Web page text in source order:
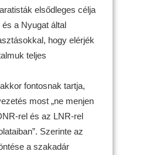
elsődleges célja
a Nyugat által
hogy elérjék
teljes
fontosnak tartja,
most „ne menjen
rel és az LNR-rel
Szerinte az
a szakadár